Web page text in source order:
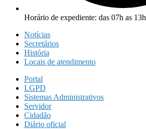
Horário de expediente: das 07h as 13h
Notícias
Secretários
História
Locais de atendimento
Portal
LGPD
Sistemas Administrativos
Servidor
Cidadão
Diário oficial